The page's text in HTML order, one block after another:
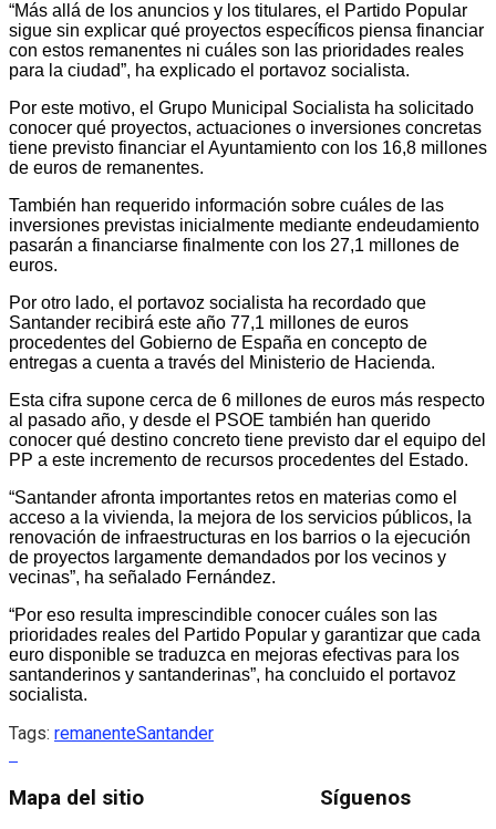
“Más allá de los anuncios y los titulares, el Partido Popular
sigue sin explicar qué proyectos específicos piensa financiar
con estos remanentes ni cuáles son las prioridades reales
para la ciudad”, ha explicado el portavoz socialista.
Por este motivo, el Grupo Municipal Socialista ha solicitado
conocer qué proyectos, actuaciones o inversiones concretas
tiene previsto financiar el Ayuntamiento con los 16,8 millones
de euros de remanentes.
También han requerido información sobre cuáles de las
inversiones previstas inicialmente mediante endeudamiento
pasarán a financiarse finalmente con los 27,1 millones de
euros.
Por otro lado, el portavoz socialista ha recordado que
Santander recibirá este año 77,1 millones de euros
procedentes del Gobierno de España en concepto de
entregas a cuenta a través del Ministerio de Hacienda.
Esta cifra supone cerca de 6 millones de euros más respecto
al pasado año, y desde el PSOE también han querido
conocer qué destino concreto tiene previsto dar el equipo del
PP a este incremento de recursos procedentes del Estado.
“Santander afronta importantes retos en materias como el
acceso a la vivienda, la mejora de los servicios públicos, la
renovación de infraestructuras en los barrios o la ejecución
de proyectos largamente demandados por los vecinos y
vecinas”, ha señalado Fernández.
“Por eso resulta imprescindible conocer cuáles son las
prioridades reales del Partido Popular y garantizar que cada
euro disponible se traduzca en mejoras efectivas para los
santanderinos y santanderinas”, ha concluido el portavoz
socialista.
Tags: remanenteSantander
Mapa del sitio Síguenos